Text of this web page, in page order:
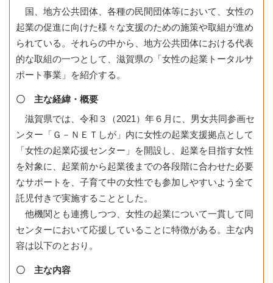
国、地方公共団体、各種の民間団体等において、女性の
起業の促進に向けた様々な支援のための施策や取組が進め
られている。それらの中から、地方公共団体における代表
的な取組の一つとして、滋賀県の「女性の起業トータルサ
ポート事業」を紹介する。
〇 主な経緯・概要
滋賀県では、令和３（2021）年６月に、男女共同参画セ
ンター「Ｇ－ＮＥＴしが」内に女性の起業支援拠点として
「女性の起業応援センター」を開設し、起業を目指す女性
を対象に、起業前から起業後までの各段階に合わせた必要
なサポートを、子育て中の女性でも参加しやすいよう全て
託児付きで実施することとした。
他機関とも連携しつつ、女性の起業について一貫して同
センターにおいて応援していることに特徴がある。主な内
容は以下のとおり。
〇 主な内容